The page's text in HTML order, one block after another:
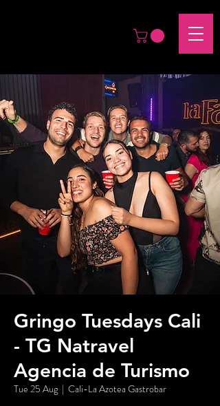
Gringo Tuesdays Cali
- TG Natravel
Agencia de Turismo
Tue 25 Aug
  |
Cali-La Azotea Gastrobar